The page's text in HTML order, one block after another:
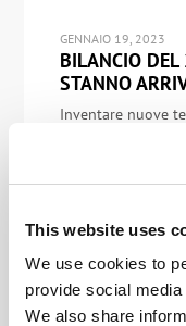
This website uses
We use cookies to
provide social
We also share
GENNAIO 19, 2023
BILANCIO
STANNO
Inventare nuove
all’avanguardia
senza invenzioni